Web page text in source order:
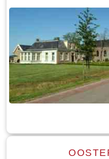
Tekst: © Foto: ©